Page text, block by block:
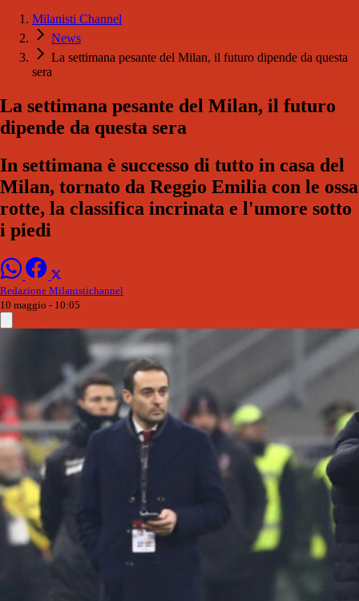
Milanisti Channel
News
La settimana pesante del Milan, il futuro dipende da questa
sera
La settimana pesante del Milan, il futuro
dipende da questa sera
In settimana è successo di tutto in casa del
Milan, tornato da Reggio Emilia con le ossa
rotte, la classifica incrinata e l'umore sotto
i piedi
Redazione Milanistichannel
10 maggio - 10:05